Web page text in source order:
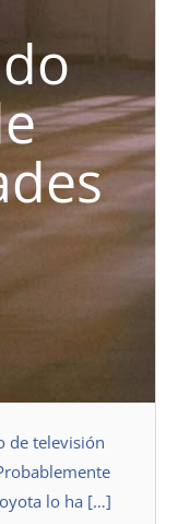
de televisión
lo ha […]